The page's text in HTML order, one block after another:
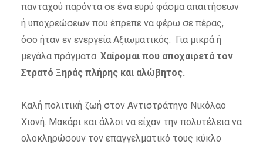
πανταχού παρόντα σε ένα ευρύ φάσμα απαιτήσεων
ή υποχρεώσεων που έπρεπε να φέρω σε πέρας,
όσο ήταν εν ενεργεία Αξιωματικός. Για μικρά ή
μεγάλα πράγματα. Χαίρομαι που αποχαιρετά τον
Στρατό Ξηράς πλήρης και αλώβητος.
Καλή πολιτική ζωή στον Αντιστράτηγο Νικόλαο
Χιονή. Μακάρι και άλλοι να είχαν την πολυτέλεια να
ολοκληρώσουν τον επαγγελματικό τους κύκλο